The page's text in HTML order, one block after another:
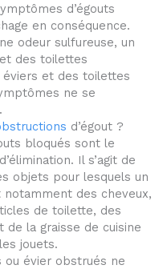
d’égouts
en conséquence.
odeur sulfureuse, un
des toilettes
et des toilettes
ne se
d’égout ?
bloqués sont le
Il s’agit de
objets pour lesquels un
notamment des cheveux,
de toilette, des
de la graisse de cuisine
jouets.
ou évier obstrués ne